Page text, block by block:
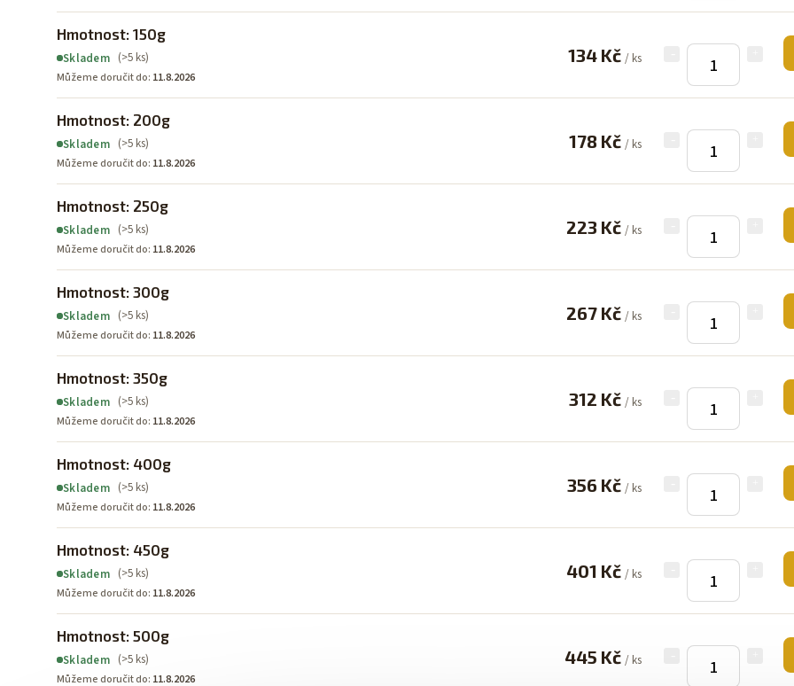
Hmotnost: 150g
Skladem (>5 ks)
Můžeme doručit do: 11.8.2026
134 Kč / ks
Hmotnost: 200g
Skladem (>5 ks)
Můžeme doručit do: 11.8.2026
178 Kč / ks
Hmotnost: 250g
Skladem (>5 ks)
Můžeme doručit do: 11.8.2026
223 Kč / ks
Hmotnost: 300g
Skladem (>5 ks)
Můžeme doručit do: 11.8.2026
267 Kč / ks
Hmotnost: 350g
Skladem (>5 ks)
Můžeme doručit do: 11.8.2026
312 Kč / ks
Hmotnost: 400g
Skladem (>5 ks)
Můžeme doručit do: 11.8.2026
356 Kč / ks
Hmotnost: 450g
Skladem (>5 ks)
Můžeme doručit do: 11.8.2026
401 Kč / ks
Hmotnost: 500g
Skladem (>5 ks)
Můžeme doručit do: 11.8.2026
445 Kč / ks